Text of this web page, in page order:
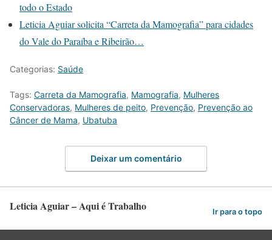
todo o Estado
Leticia Aguiar solicita “Carreta da Mamografia” para cidades
do Vale do Paraíba e Ribeirão…
Categorias: Saúde
Tags: Carreta da Mamografia, Mamografia, Mulheres
Conservadoras, Mulheres de peito, Prevenção, Prevenção ao
Câncer de Mama, Ubatuba
Deixar um comentário
Leticia Aguiar – Aqui é Trabalho Ir para o topo